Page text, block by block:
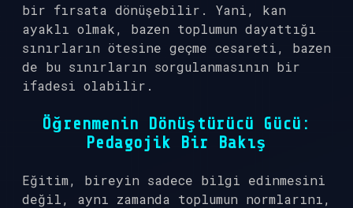
bir fırsata dönüşebilir. Yani, kan
ayaklı olmak, bazen toplumun dayattığı
sınırların ötesine geçme cesareti, bazen
de bu sınırların sorgulanmasının bir
ifadesi olabilir.
Öğrenmenin Dönüştürücü Gücü:
Pedagojik Bir Bakış
Eğitim, bireyin sadece bilgi edinmesini
değil, aynı zamanda toplumun normlarını,